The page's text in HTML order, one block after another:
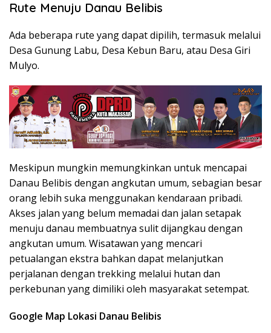
Rute Menuju Danau Belibis
Ada beberapa rute yang dapat dipilih, termasuk melalui
Desa Gunung Labu, Desa Kebun Baru, atau Desa Giri
Mulyo.
Meskipun mungkin memungkinkan untuk mencapai
Danau Belibis dengan angkutan umum, sebagian besar
orang lebih suka menggunakan kendaraan pribadi.
Akses jalan yang belum memadai dan jalan setapak
menuju danau membuatnya sulit dijangkau dengan
angkutan umum. Wisatawan yang mencari
petualangan ekstra bahkan dapat melanjutkan
perjalanan dengan trekking melalui hutan dan
perkebunan yang dimiliki oleh masyarakat setempat.
Google Map Lokasi Danau Belibis